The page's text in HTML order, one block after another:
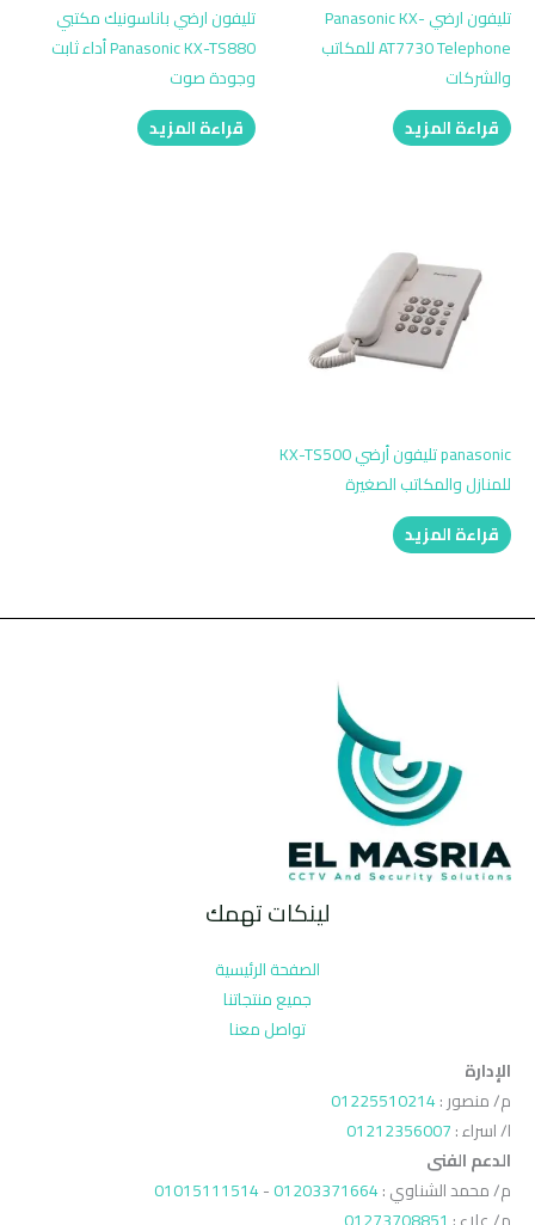
تليفون ارضي Panasonic KX-
AT7730 Telephone للمكاتب
والشركات
قراءة المزيد
تليفون ارضي باناسونيك مكتبي
Panasonic KX-TS880 أداء ثابت
وجودة صوت
قراءة المزيد
panasonic تليفون أرضي KX-TS500
للمنازل والمكاتب الصغيرة
قراءة المزيد
لينكات تهمك
الصفحة الرئيسية
جميع منتجاتنا
تواصل معنا
الإدارة
م/ منصور :01225510214
ا/ اسراء :01212356007
الدعم الفنى
م/ محمد الشناوي :01203371664
-
01015111514